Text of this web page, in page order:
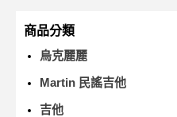
商品分類
烏克麗麗
Martin 民謠吉他
吉他